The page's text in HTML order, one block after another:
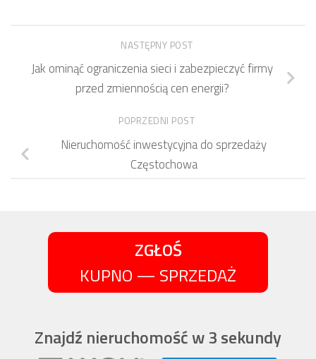
NASTĘPNY POST
Jak ominąć ograniczenia sieci i zabezpieczyć firmy
przed zmiennością cen energii?
POPRZEDNI POST
Nieruchomość inwestycyjna do sprzedaży
Częstochowa
ZGŁOŚ
KUPNO — SPRZEDAŻ
Znajdź nieruchomość w 3 sekundy